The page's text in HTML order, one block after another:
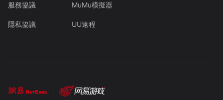
服務協議
隱私協議
MuMu模擬器
UU遠程